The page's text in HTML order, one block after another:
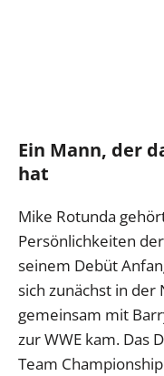
Ein Mann, der
hat
Mike Rotunda
Persönlichkeiten
seinem Debüt
sich zunächst in der
gemeinsam mit
zur WWE kam. Das
Team